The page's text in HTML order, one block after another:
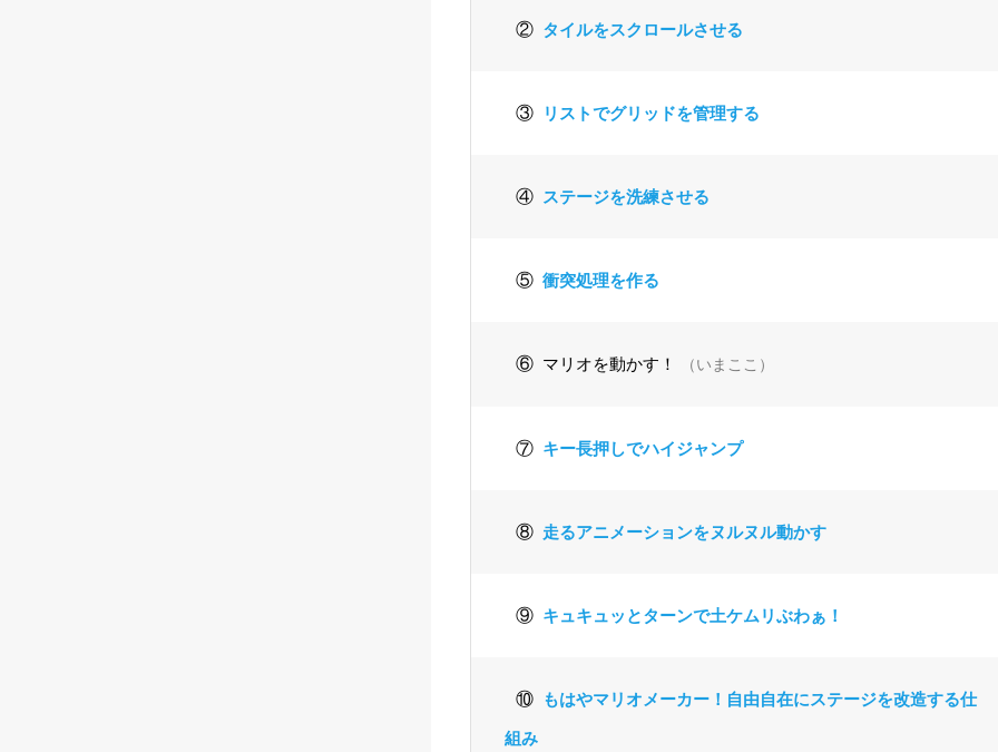
② タイルをスクロールさせる
③ リストでグリッドを管理する
④ ステージを洗練させる
⑤ 衝突処理を作る
⑥ マリオを動かす！ （いまここ）
⑦ キー長押しでハイジャンプ
⑧ 走るアニメーションをヌルヌル動かす
⑨ キュキュッとターンで土ケムリぶわぁ！
⑩ もはやマリオメーカー！自由自在にステージを改造する仕
組み